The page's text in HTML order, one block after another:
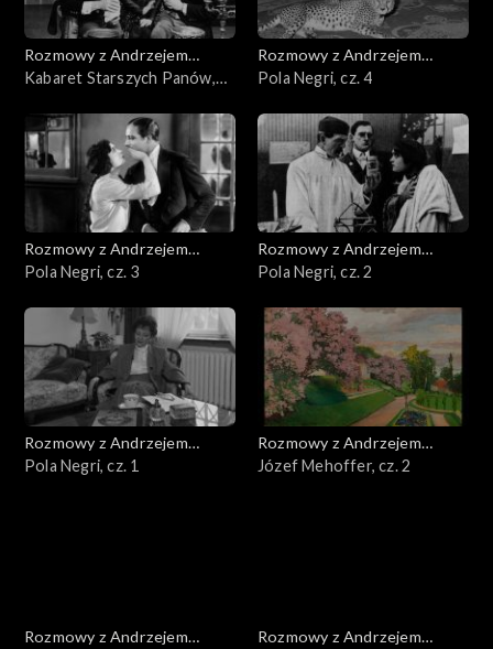
Rozmowy z Andrzejem
Doboszem
Kabaret Starszych Panów,
Rozmowy z Andrzejem
Doboszem
Pola Negri, cz. 4
Rozmowy z Andrzejem
Doboszem
Pola Negri, cz. 3
Rozmowy z Andrzejem
Doboszem
Pola Negri, cz. 2
Rozmowy z Andrzejem
Doboszem
Pola Negri, cz. 1
Rozmowy z Andrzejem
Doboszem
Józef Mehoffer, cz. 2
Rozmowy z Andrzejem
Rozmowy z Andrzejem